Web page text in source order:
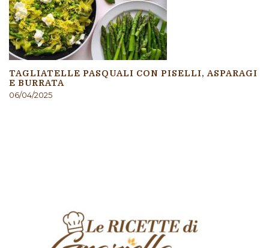
TAGLIATELLE PASQUALI CON PISELLI, ASPARAGI
E BURRATA
06/04/2025